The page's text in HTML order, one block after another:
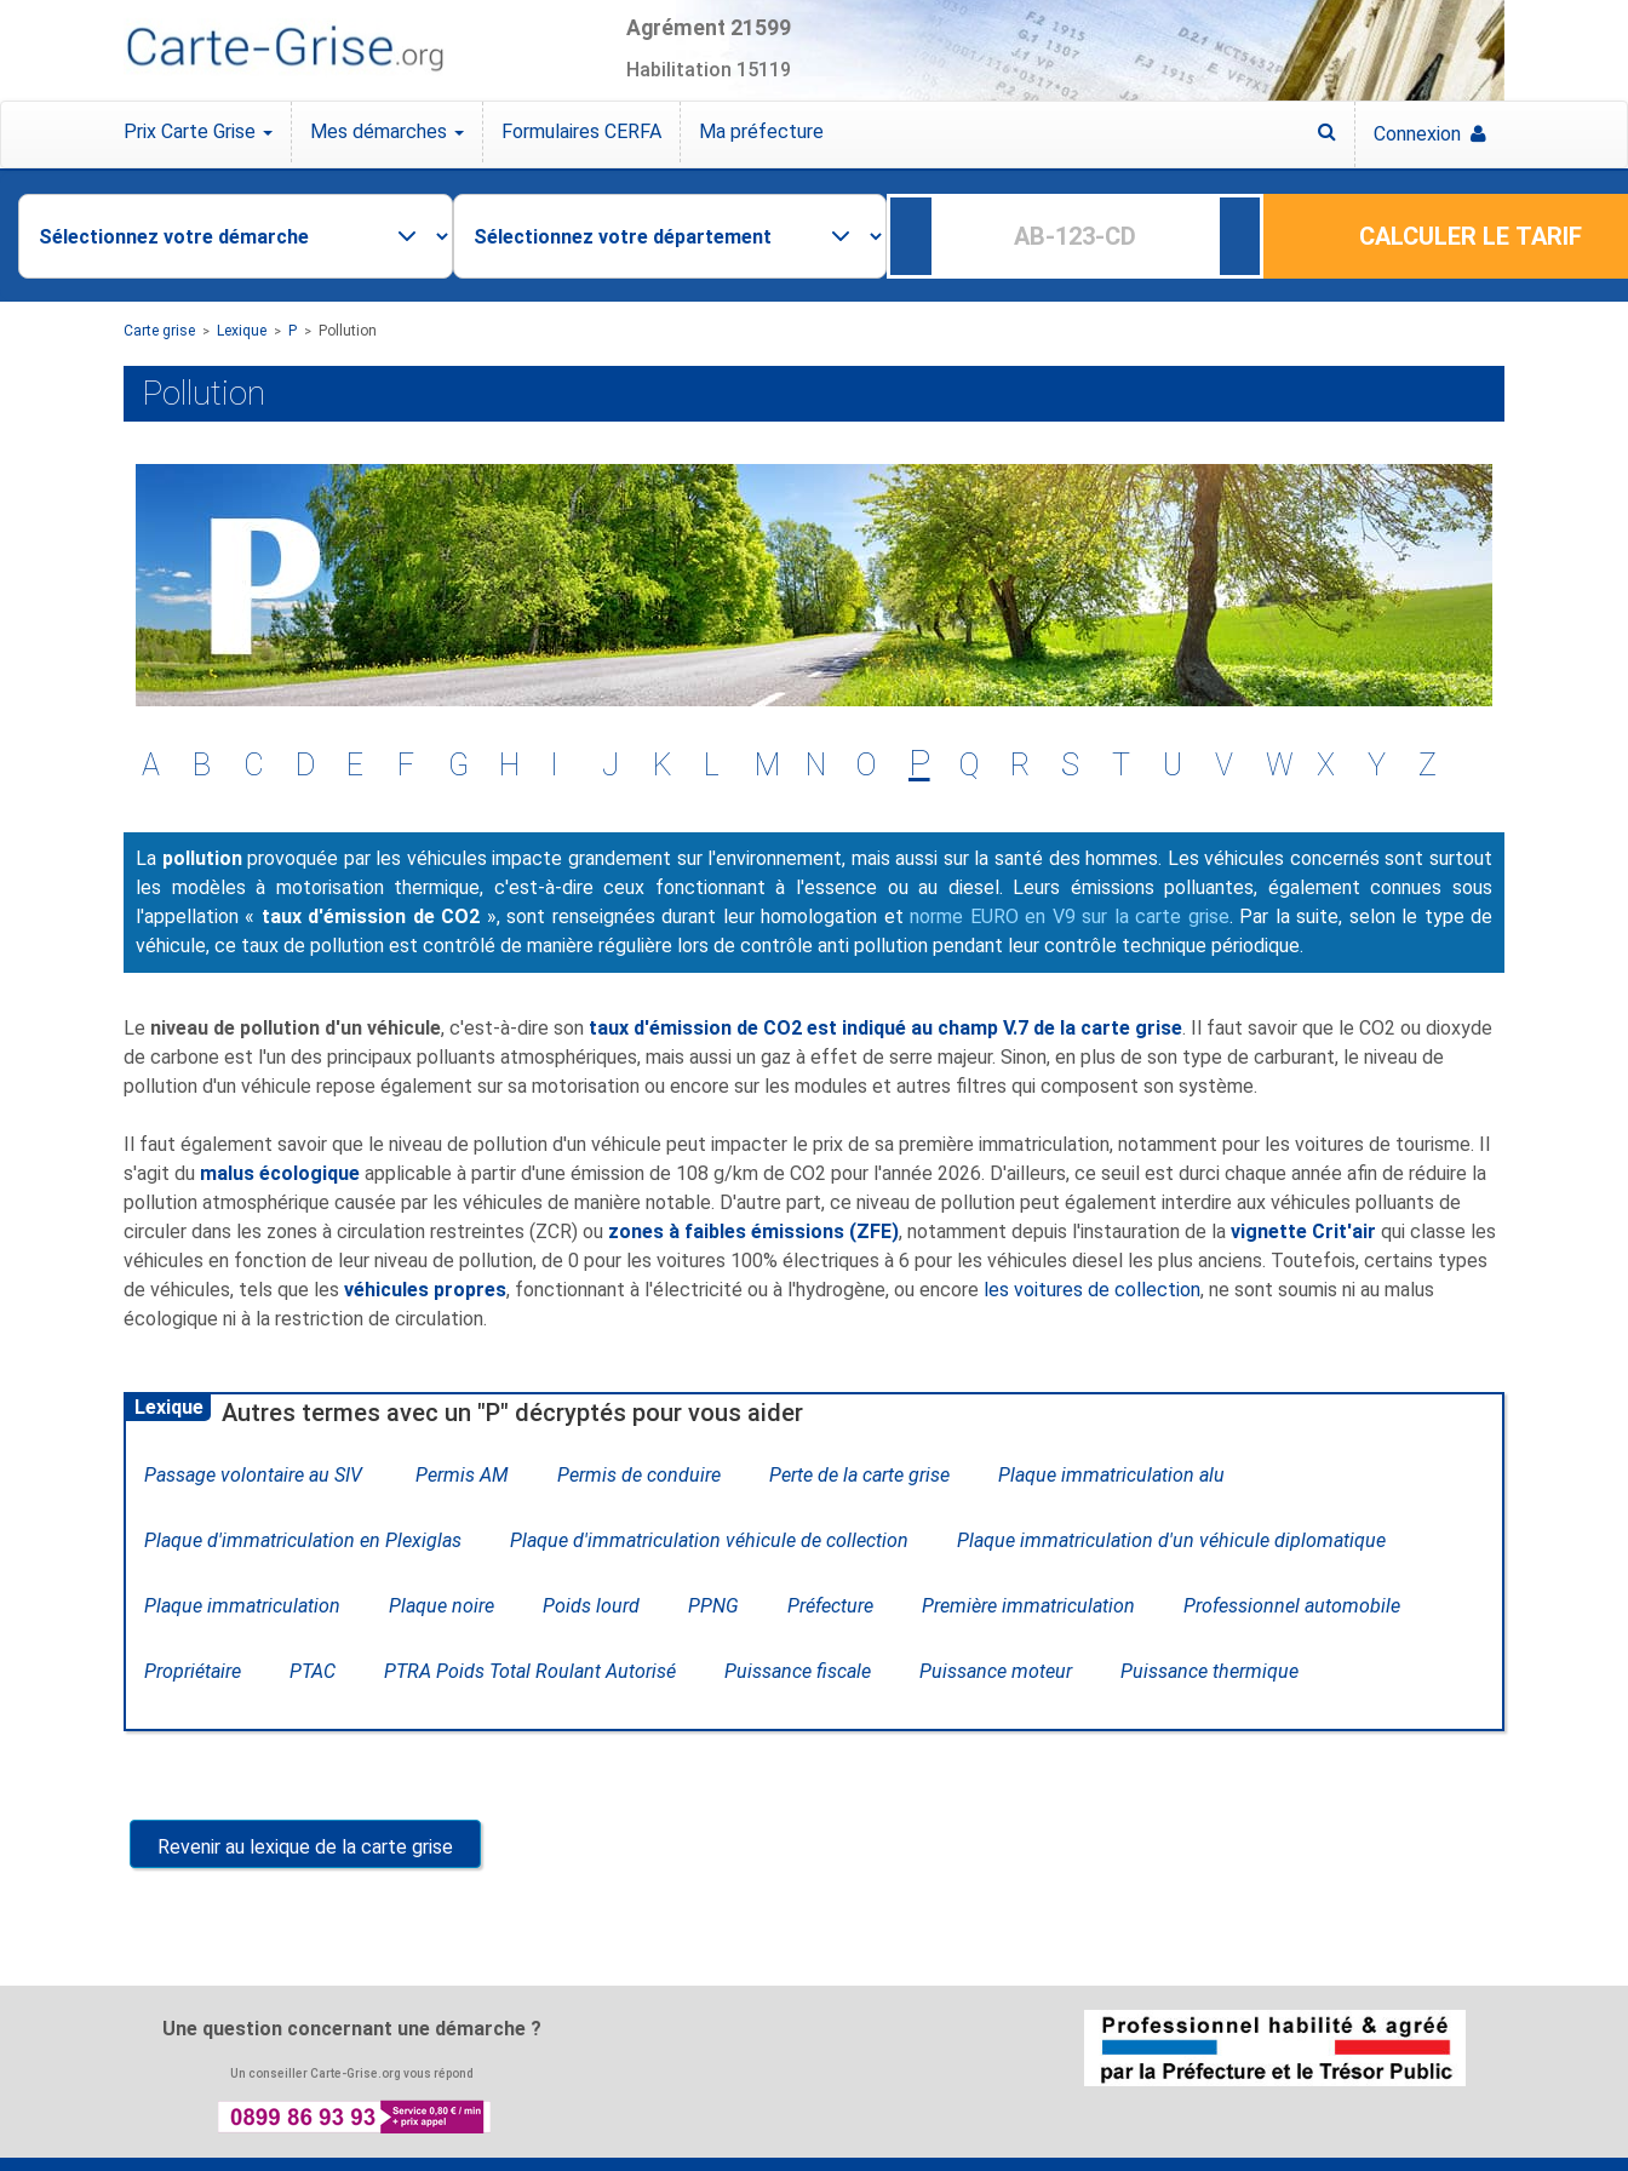
Agrément 21599
Habilitation 15119
Prix Carte Grise Mes démarches Formulaires CERFA Ma préfecture Connexion
CALCULER LE TARIF
Carte grise > Lexique > P > Pollution
Pollution
A B C D E F G H J K L M N O P Q R S T U V W X Y Z
La pollutionprovoquée par les véhicules impacte grandement sur l'environnement, mais aussi sur la santé des hommes. Les véhicules concernés sont surtout
les modèles à motorisation thermique, c'est-à-dire ceux fonctionnant à l'essence ou au diesel. Leurs émissions polluantes, également connues sous
l'appellation « taux d'émission de CO2 », sont renseignées durant leur homologation etnorme EURO en V9 sur la carte grise. Par la suite, selon le type de
véhicule, ce taux de pollution est contrôlé de manière régulière lors de contrôle anti pollution pendant leur contrôle technique périodique.
Le niveau de pollution d'un véhicule, c'est-à-dire son taux d'émission de CO2 est indiqué au champ V.7 de la carte grise. Il faut savoir que le CO2 ou dioxyde
de carbone est l'un des principaux polluants atmosphériques, mais aussi un gaz à effet de serre majeur. Sinon, en plus de son type de carburant, le niveau de
pollution d'un véhicule repose également sur sa motorisation ou encore sur les modules et autres filtres qui composent son système.
Il faut également savoir que le niveau de pollution d'un véhicule peut impacter le prix de sa première immatriculation, notamment pour les voitures de tourisme. Il
s'agit du malus écologique applicable à partir d'une émission de 108 g/km de CO2 pour l'année 2026. D'ailleurs, ce seuil est durci chaque année afin de réduire la
pollution atmosphérique causée par les véhicules de manière notable. D'autre part, ce niveau de pollution peut également interdire aux véhicules polluants de
circuler dans les zones à circulation restreintes (ZCR) ou zones à faibles émissions (ZFE), notamment depuis l'instauration de la vignette Crit'air qui classe les
véhicules en fonction de leur niveau de pollution, de 0 pour les voitures 100% électriques à 6 pour les véhicules diesel les plus anciens. Toutefois, certains types
de véhicules, tels que les véhicules propres, fonctionnant à l'électricité ou à l'hydrogène, ou encore les voitures de collection, ne sont soumis ni au malus
écologique ni à la restriction de circulation.
Lexique Autres termes avec un "P" décryptés pour vous aider
Passage volontaire au SIV Permis AM Permis de conduire Perte de la carte grise Plaque immatriculation alu
Plaque d'immatriculation en Plexiglas Plaque d'immatriculation véhicule de collection Plaque immatriculation d'un véhicule diplomatique
Plaque immatriculation Plaque noire Poids lourd PPNG Préfecture Première immatriculation Professionnel automobile
Propriétaire PTAC PTRA Poids Total Roulant Autorisé Puissance fiscale Puissance moteur Puissance thermique
Revenir au lexique de la carte grise
Une question concernant une démarche ?
Un conseiller Carte-Grise.org vous répond